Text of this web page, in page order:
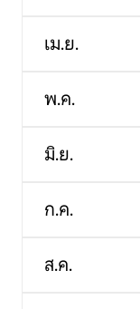
เม.ย.
พ.ค.
มิ.ย.
ก.ค.
ส.ค.